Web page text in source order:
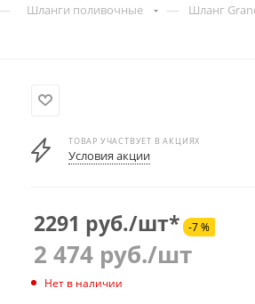
Шланги поливочные — Шланг
ТОВАР УЧАСТВУЕТ В АКЦИЯХ
Условия акции
2291 руб./шт* -7 %
2 474 руб./шт
Нет в наличии